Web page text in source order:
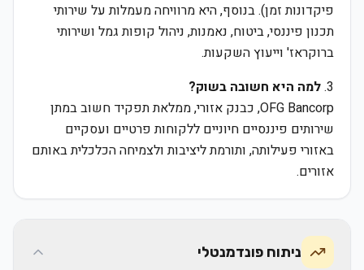
פיקדונות זמן). בנוסף, היא מרוויחה מעמלות על שירותי
תכנון פיננסי, ביטוח, נאמנות, ניהול קופות גמל ושירותי
ברוקראז' וייעוץ השקעות.
3. למה היא חשובה בשוק?
OFG Bancorp, כבנק אזורי, ממלאת תפקיד חשוב במתן
שירותים פיננסיים חיוניים ללקוחות פרטיים ועסקיים
באזורי פעילותה, ותורמת ליציבות ולצמיחה הכלכלית באותם
אזורים.
ניתוח פונדמנטלי